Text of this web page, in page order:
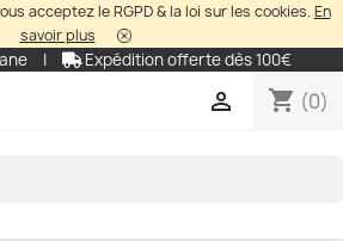
acceptez le RGPD & la loi sur les cookies.En
savoir plus
| Expédition offerte dès 100€
shopping_cart (0)
